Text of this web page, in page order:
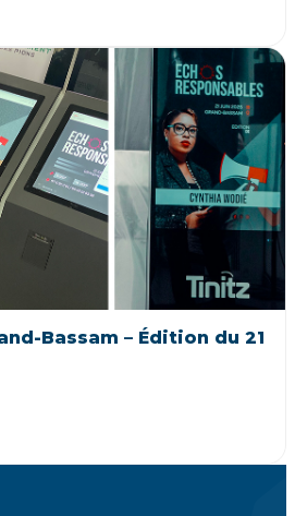
Bassam – Édition du 21